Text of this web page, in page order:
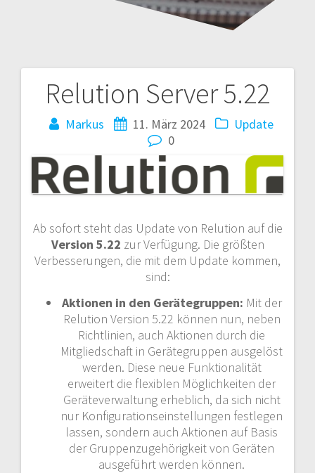
Relution Server 5.22
Markus 11. März 2024
Update
0
Ab sofort steht das Update von Relution auf die
Version 5.22 zur Verfügung. Die größten
Verbesserungen, die mit dem Update kommen,
sind:
Aktionen in den Gerätegruppen: Mit der
Relution Version 5.22 können nun, neben
Richtlinien, auch Aktionen durch die
Mitgliedschaft in Gerätegruppen ausgelöst
werden. Diese neue Funktionalität
erweitert die flexiblen Möglichkeiten der
Geräteverwaltung erheblich, da sich nicht
nur Konfigurationseinstellungen festlegen
lassen, sondern auch Aktionen auf Basis
der Gruppenzugehörigkeit von Geräten
ausgeführt werden können.
Beitragsnavigation